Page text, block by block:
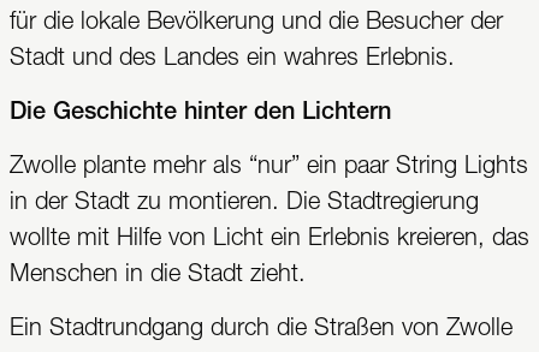
für die lokale Bevölkerung und die Besucher der
Stadt und des Landes ein wahres Erlebnis.
Die Geschichte hinter den Lichtern
Zwolle plante mehr als “nur” ein paar String Lights
in der Stadt zu montieren. Die Stadtregierung
wollte mit Hilfe von Licht ein Erlebnis kreieren, das
Menschen in die Stadt zieht.
Ein Stadtrundgang durch die Straßen von Zwolle